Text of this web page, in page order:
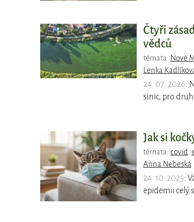
Čtyři
vědců
témata: Nové
Lenka
24. 07. 2026:
sinic, pro
Jak si
témata: covid
Anna Nebeská
24. 10. 2025:
epidemii celý